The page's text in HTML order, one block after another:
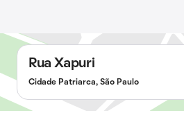
Rua Xapuri
Cidade Patriarca, São Paulo